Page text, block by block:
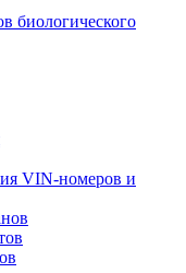
биологического
VIN-номеров и